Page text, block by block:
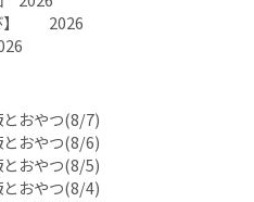
】 2026
おやつ(8/7)
おやつ(8/6)
おやつ(8/5)
おやつ(8/4)